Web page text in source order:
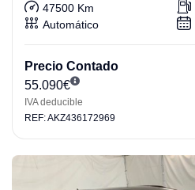
47500 Km
Automático
Precio Contado
55.090€
IVA deducible
REF: AKZ436172969